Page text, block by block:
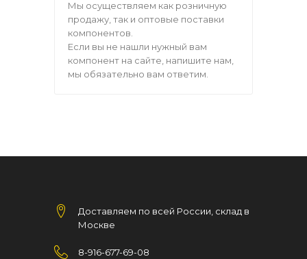
Мы осуществляем как розничную
продажу, так и оптовые поставки
компонентов.
Если вы не нашли нужный вам
компонент на сайте, напишите нам,
мы обязательно вам ответим.
Доставляем по всей России, склад в
Москве
8-916-677-69-08